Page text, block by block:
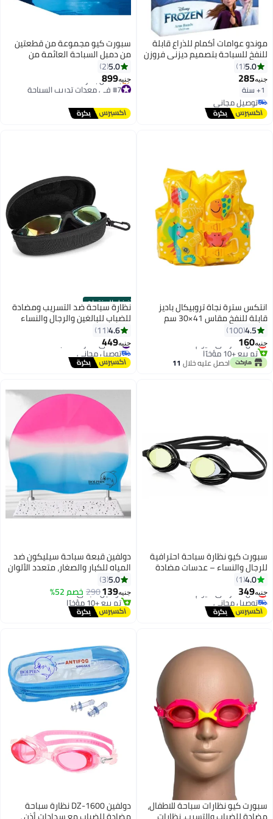
موندو عوامات أكمام للذراع قابلة
للنفخ للسباحة بتصميم ديزني فروزن
11-30 كجم، 15×23 سم)
5.0
1
جنيه285
1+ سنة
توصيل مجاني
توصيل مجاني
سبورت كيو مجموعة من قطعتين
من دمبل السباحة العائمة من
سبورت كيو®️ من مادة ايفا والتمارين
الرياضية المائية وتمارين اللياقة
البدنية واليوجا المائية، متينة وانيقة
5.0
2
جنيه899
#7 في معدات تدريب السباحة
بتخلّص بسرعة
#7 في معدات تدريب السباحة
انتكس سترة نجاة تروبيكال باديز
قابلة للنفخ مقاس 41×30 سم
41x30سم4.5
100
جنيه160
أقل سعر في 7 يوم
تم بيع +10 مؤخرًا
أقل سعر في 7 يوماحصل عليه خلال 11
أفضل المنتجات
نظارة سباحة ضد التسريب ومضادة
للضباب للبالغين والرجال والنساء
والشباب، نظارة سباحة بحماية من
الاشعة فوق البنفسجية وبرؤية
واضحة ( متعدد الألوان )
4.6
11
جنيه449#2 في نظارات السباحة
توصيل مجاني
#2 في نظارات السباحة
سبورت كيو نظارة سباحة احترافية
للرجال والنساء – عدسات مضادة
مقاوم للمياه مع أنف قابل للتغيير
وحزام قابل للتعديل لأداء عالي في
السباحة
4.0
1
جنيه349
أقل سعر في 7 يوم
توصيل مجاني
أقل سعر في 7 يوم
دولفين قبعة سباحة سيليكون ضد
المياه للكبار والصغار، متعدد الألوان
5.0
3
جنيه139
290خصم 52%توصيل مجاني
تم بيع +10 مؤخرًا
توصيل مجاني
سبورت كيو نظارات سباحة للاطفال، دولفين DZ-1600 نظارة سباحة